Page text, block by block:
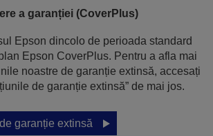
a garanției (CoverPlus)
Epson dincolo de perioada standard
Epson CoverPlus. Pentru a afla mai
noastre de garanție extinsă, accesați
de garanție extinsă” de mai jos.
garanție extinsă